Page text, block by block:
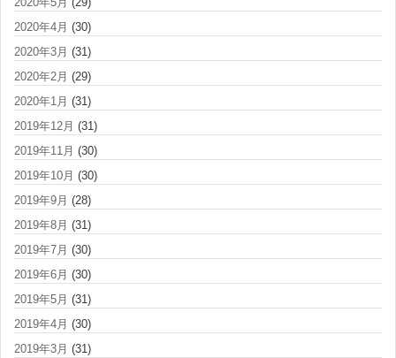
2020年4月 (30)
2020年3月 (31)
2020年2月 (29)
2020年1月 (31)
2019年12月 (31)
2019年11月 (30)
2019年10月 (30)
2019年9月 (28)
2019年8月 (31)
2019年7月 (30)
2019年6月 (30)
2019年5月 (31)
2019年4月 (30)
2019年3月 (31)